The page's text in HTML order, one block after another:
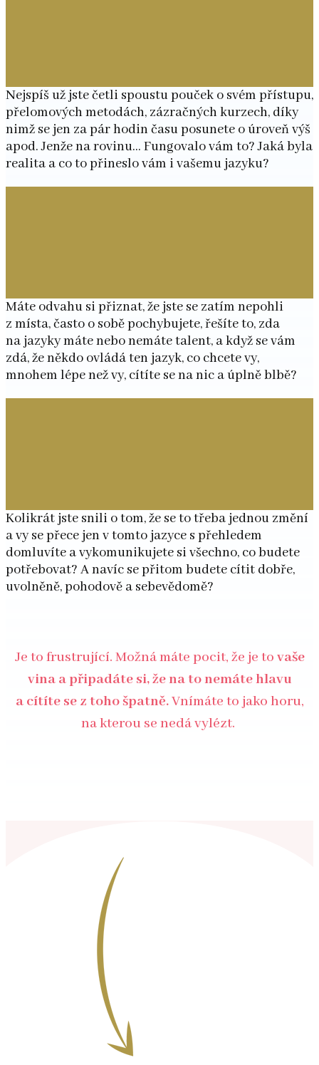
Nejspíš už jste četli spoustu pouček o svém přístupu,
přelomových metodách, zázračných kurzech, díky
nimž se jen za pár hodin času posunete o úroveň výš
apod. Jenže na rovinu… Fungovalo vám to? Jaká byla
realita a co to přineslo vám i vašemu jazyku?
Máte odvahu si přiznat, že jste se zatím nepohli
z místa, často o sobě pochybujete, řešíte to, zda
na jazyky máte nebo nemáte talent, a když se vám
zdá, že někdo ovládá ten jazyk, co chcete vy,
mnohem lépe než vy, cítíte se na nic a úplně blbě?
Kolikrát jste snili o tom, že se to třeba jednou změní
a vy se přece jen v tomto jazyce s přehledem
domluvíte a vykomunikujete si všechno, co budete
potřebovat? A navíc se přitom budete cítit dobře,
uvolněně, pohodově a sebevědomě?
Je to frustrující. Možná máte pocit, že je to vaše
vina a připadáte si, že na to nemáte hlavu
a cítíte se z toho špatně.Vnímáte to jako horu,
na kterou se nedá vylézt.